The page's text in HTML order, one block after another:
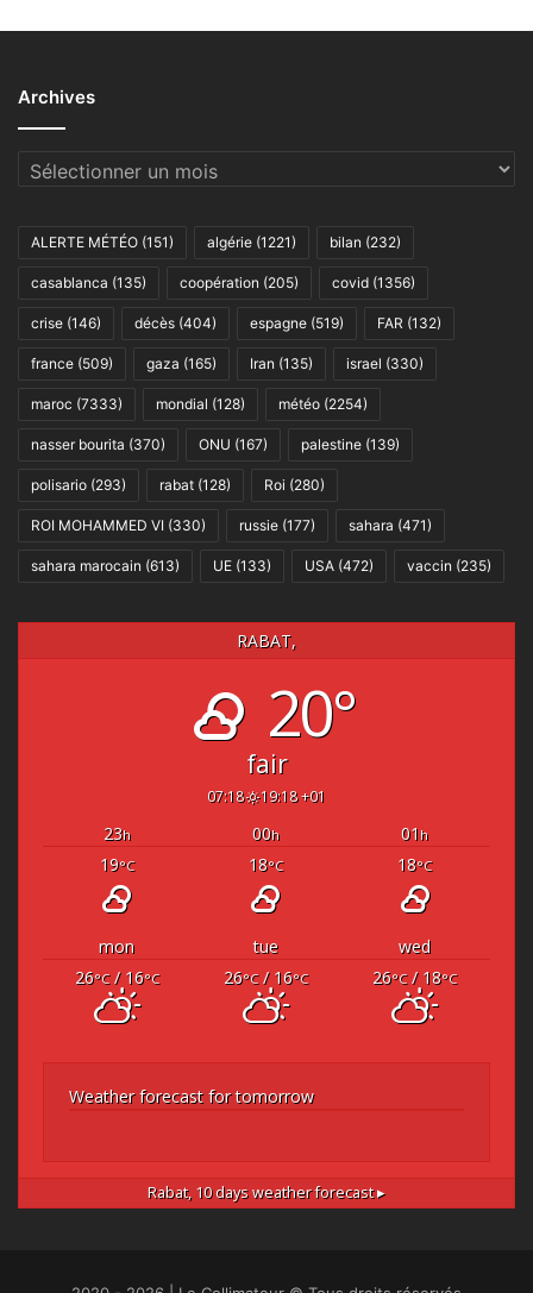
Archives
Archives
ALERTE MÉTÉO (151) algérie (1221) bilan (232)
casablanca (135) coopération (205) covid (1356)
crise (146) décès (404) espagne (519) FAR (132)
france (509) gaza (165) Iran (135) israel (330)
maroc (7333) mondial (128) météo (2254)
nasser bourita (370) ONU (167) palestine (139)
polisario (293) rabat (128) Roi (280)
ROI MOHAMMED VI (330) russie (177) sahara (471)
sahara marocain (613) UE (133) USA (472) vaccin (235)
RABAT,
20°
fair
07:18 19:18 +01
23h 00h 01 h
19°C 18°C 18°C
mon tue
wed
26°C/ 16°C 26°C/ 16°C 26°C/ 18°C
Weather forecast for tomorrow
Rabat, 10 days weather forecast ▸